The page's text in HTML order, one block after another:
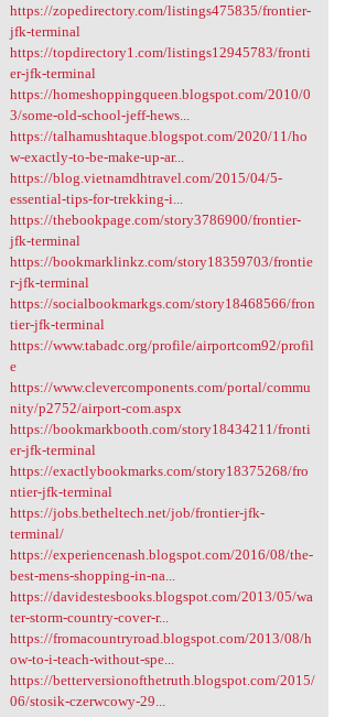
https://zopedirectory.com/listings475835/frontier-
jfk-terminal
https://topdirectory1.com/listings12945783/fronti
er-jfk-terminal
https://homeshoppingqueen.blogspot.com/2010/0
3/some-old-school-jeff-hews...
https://talhamushtaque.blogspot.com/2020/11/ho
w-exactly-to-be-make-up-ar...
https://blog.vietnamdhtravel.com/2015/04/5-
essential-tips-for-trekking-i...
https://thebookpage.com/story3786900/frontier-
jfk-terminal
https://bookmarklinkz.com/story18359703/frontie
r-jfk-terminal
https://socialbookmarkgs.com/story18468566/fron
tier-jfk-terminal
https://www.tabadc.org/profile/airportcom92/profil
e
https://www.clevercomponents.com/portal/commu
nity/p2752/airport-com.aspx
https://bookmarkbooth.com/story18434211/fronti
er-jfk-terminal
https://exactlybookmarks.com/story18375268/fro
ntier-jfk-terminal
https://jobs.betheltech.net/job/frontier-jfk-
terminal/
https://experiencenash.blogspot.com/2016/08/the-
best-mens-shopping-in-na...
https://davidestesbooks.blogspot.com/2013/05/wa
ter-storm-country-cover-r...
https://fromacountryroad.blogspot.com/2013/08/h
ow-to-i-teach-without-spe...
https://betterversionofthetruth.blogspot.com/2015/
06/stosik-czerwcowy-29...